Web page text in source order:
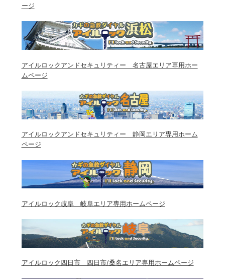
ージ
アイルロックアンドセキュリティー 名古屋エリア専用ホー
ムページ
アイルロックアンドセキュリティー 静岡エリア専用ホーム
ページ
アイルロック岐阜 岐阜エリア専用ホームページ
アイルロック四日市 四日市/桑名エリア専用ホームページ